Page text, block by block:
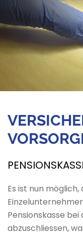
Es ist nun möglich,
Pensionskasse
abzuschliessen,